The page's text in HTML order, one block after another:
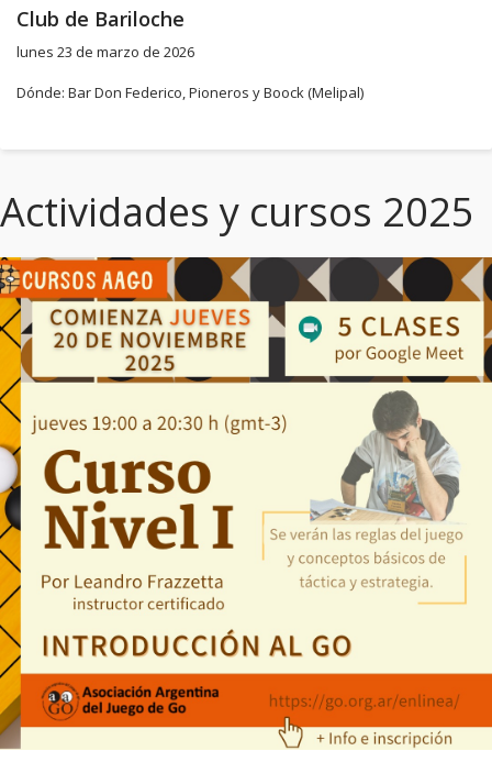
Club de Bariloche
lunes 23 de marzo de 2026
Dónde: Bar Don Federico, Pioneros y Boock (Melipal)
Actividades y cursos 2025